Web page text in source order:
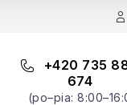
+420 735
674
(po–pia: